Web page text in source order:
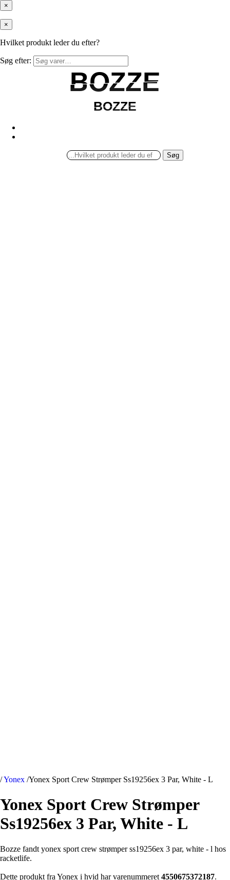
×
×
Hvilket produkt leder du efter?
Søg efter:
BOZZE
BOZZE
BOZZE
BOZZE
Søg
/Yonex /Yonex Sport Crew Strømper Ss19256ex 3 Par, White - L
Yonex Sport Crew Strømper
Ss19256ex 3 Par, White - L
Bozze fandt yonex sport crew strømper ss19256ex 3 par, white - l hos
racketlife.
Dette produkt fra Yonex i hvid har varenummeret 4550675372187.